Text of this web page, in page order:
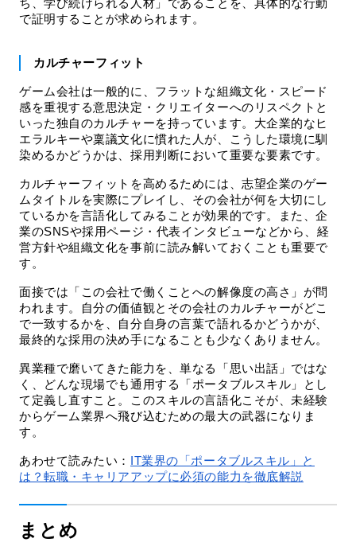
ち、学び続けられる人材」であることを、具体的な行動
で証明することが求められます。
カルチャーフィット
ゲーム会社は一般的に、フラットな組織文化・スピード
感を重視する意思決定・クリエイターへのリスペクトと
いった独自のカルチャーを持っています。大企業的なヒ
エラルキーや稟議文化に慣れた人が、こうした環境に馴
染めるかどうかは、採用判断において重要な要素です。
カルチャーフィットを高めるためには、志望企業のゲー
ムタイトルを実際にプレイし、その会社が何を大切にし
ているかを言語化してみることが効果的です。また、企
業のSNSや採用ページ・代表インタビューなどから、経
営方針や組織文化を事前に読み解いておくことも重要で
す。
面接では「この会社で働くことへの解像度の高さ」が問
われます。自分の価値観とその会社のカルチャーがどこ
で一致するかを、自分自身の言葉で語れるかどうかが、
最終的な採用の決め手になることも少なくありません。
異業種で磨いてきた能力を、単なる「思い出話」ではな
く、どんな現場でも通用する「ポータブルスキル」とし
て定義し直すこと。このスキルの言語化こそが、未経験
からゲーム業界へ飛び込むための最大の武器になりま
す。
あわせて読みたい：
IT業界の「ポータブルスキル」と
は？転職・キャリアアップに必須の能力を徹底解説
まとめ